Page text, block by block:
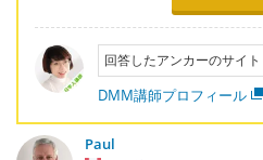
回答したアンカーのサイト
DMM講師プロフィール
Paul